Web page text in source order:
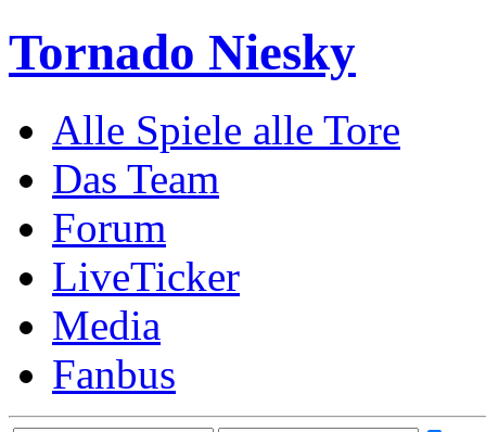
Tornado Niesky
Alle Spiele alle Tore
Das Team
Forum
LiveTicker
Media
Fanbus